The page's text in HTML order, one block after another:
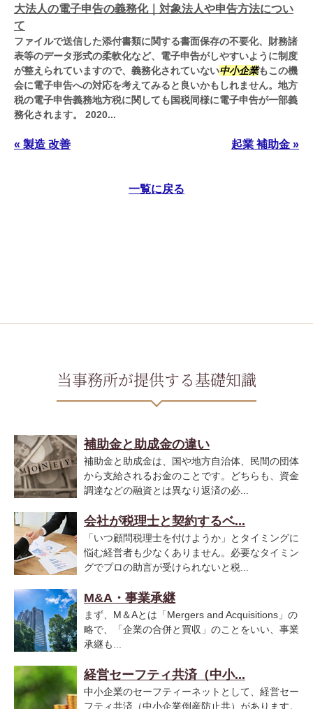
大法人の電子申告の義務化｜対象法人や申告方法につい
て
ファイルで送信した添付書類に関する書面保存の不要化、財務諸
表等のデータ形式の柔軟化など、電子申告がしやすいように制度
が整えられていますので、義務化されていない中小企業もこの機
会に電子申告への対応を考えてみると良いかもしれません。地方
税の電子申告義務地方税に関しても国税同様に電子申告が一部義
務化されます。 2020...
« 製造 改善 起業 補助金 »
一覧に戻る
当事務所が提供する基礎知識
補助金と助成金の違い
補助金と助成金は、国や地方自治体、民間の団体
から支給されるお金のことです。どちらも、資金
調達などの融資とは異なり返済の必...
会社が税理士と契約するベ...
「いつ顧問税理士を付けようか」とタイミングに
悩む経営者も少なくありません。必要なタイミン
グでプロの助言が受けられないと税...
M&A・事業承継
まず、M＆Aとは「Mergers and Acquisitions」の
略で、「企業の合併と買収」のことをいい、事業
承継も...
経営セーフティ共済（中小...
中小企業のセーフティーネットとして、経営セー
フティ共済（中小企業倒産防止共）があります。